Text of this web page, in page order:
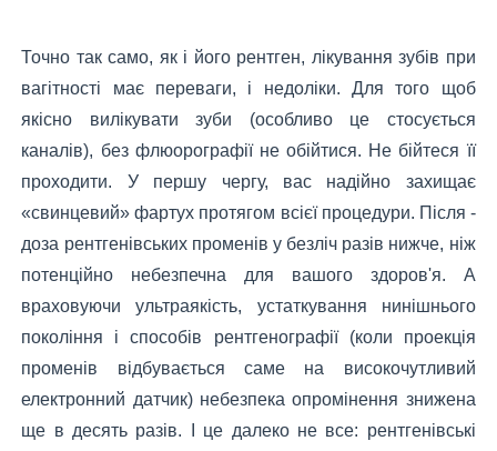
Точно так само, як і його рентген, лікування зубів при
вагітності має переваги, і недоліки. Для того щоб
якісно вилікувати зуби (особливо це стосується
каналів), без флюорографії не обійтися. Не бійтеся її
проходити. У першу чергу, вас надійно захищає
«свинцевий» фартух протягом всієї процедури. Після -
доза рентгенівських променів у безліч разів нижче, ніж
потенційно небезпечна для вашого здоров'я. А
враховуючи ультраякість, устаткування нинішнього
покоління і способів рентгенографії (коли проекція
променів відбувається саме на високочутливий
електронний датчик) небезпека опромінення знижена
ще в десять разів. І це далеко не все: рентгенівські